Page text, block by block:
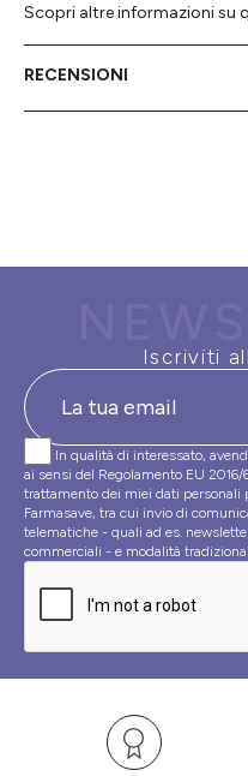
Scopri altre informazioni su
RECENSIONI
Iscriviti
In qualità di interessato,
ai sensi del Regolamento EU
trattamento dei miei dati personali
Farmasave, tra cui invio di
telematiche - quali ad es.
commerciali - e modalità